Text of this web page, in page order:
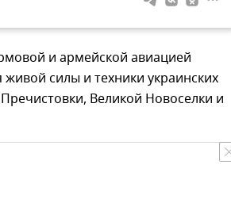
и армейской авиацией
силы и техники украинских
Великой Новоселки и